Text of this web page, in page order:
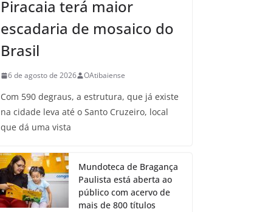
Piracaia terá maior
escadaria de mosaico do
Brasil
6 de agosto de 2026 OAtibaiense
Com 590 degraus, a estrutura, que já existe
na cidade leva até o Santo Cruzeiro, local
que dá uma vista
Mundoteca de Bragança
Paulista está aberta ao
público com acervo de
mais de 800 títulos